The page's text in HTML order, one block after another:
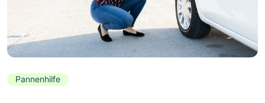
Pannenhilfe